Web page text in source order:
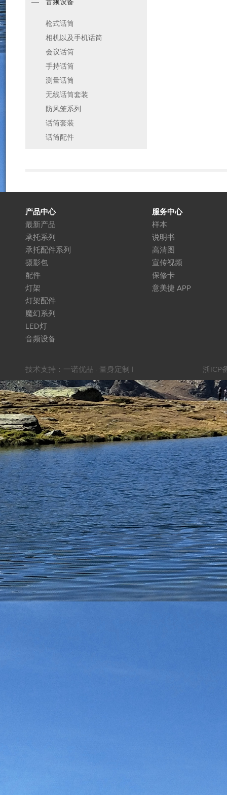
音频设备
枪式话筒
相机以及手机话筒
会议话筒
手持话筒
测量话筒
无线话筒套装
防风笼系列
话筒套装
话筒配件
产品中心
最新产品
承托系列
承托配件系列
摄影包
配件
灯架
灯架配件
魔幻系列
LED灯
音频设备
服务中心
样本
说明书
高清图
宣传视频
保修卡
意美捷 APP
技术支持： 一诺优品 · 量身定制 | 浙ICP